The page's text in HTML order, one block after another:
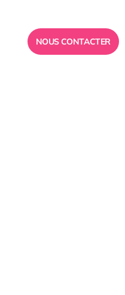
NOUS CONTACTER